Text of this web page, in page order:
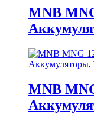
MNB
Аккумуляторы,
MNB